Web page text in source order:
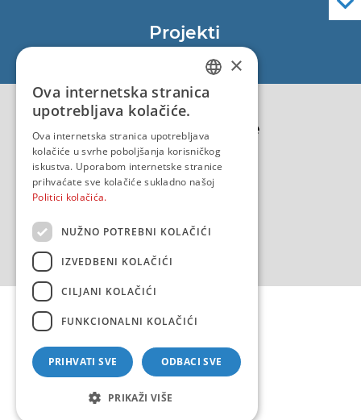
Projekti
EU - Projekt Core
EU - EU/IPA Projekt JASPPer
EU - Projekt NauTour
Politika kvalitete
Copyright 2026 by HHI
Design & development:
CROATIAN
×
Ova internetska stranica
upotrebljava kolačiće.
Ova internetska stranica upotrebljava
kolačiće u svrhe poboljšanja korisničkog
iskustva. Uporabom internetske stranice
prihvaćate sve kolačiće sukladno našoj
Politici kolačića.
NUŽNO POTREBNI KOLAČIĆI
IZVEDBENI KOLAČIĆI
CILJANI KOLAČIĆI
FUNKCIONALNI KOLAČIĆI
PRIHVATI SVE ODBACI SVE
PRIKAŽI VIŠE